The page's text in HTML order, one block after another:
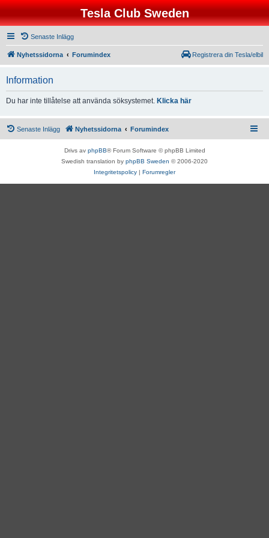
Tesla Club Sweden
Senaste Inlägg
Nyhetssidorna Forumindex Registrera din Tesla/elbil
Information
Du har inte tillåtelse att använda söksystemet. Klicka här
Senaste Inlägg Nyhetssidorna Forumindex
Drivs av phpBB® Forum Software © phpBB Limited
Swedish translation by phpBB Sweden © 2006-2020
Integritetspolicy | Forumregler